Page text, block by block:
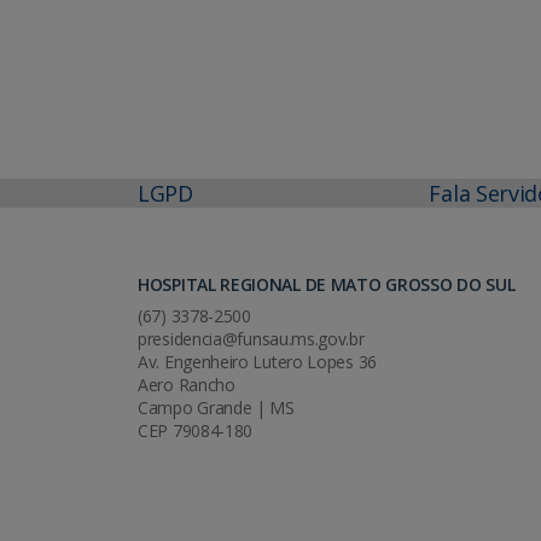
LGPD Fala
HOSPITAL REGIONAL DE MATO GROSSO DO SUL
(67) 3378-2500
presidencia@funsau.ms.gov.br
Av. Engenheiro Lutero Lopes 36
Aero Rancho
Campo Grande | MS
CEP 79084-180